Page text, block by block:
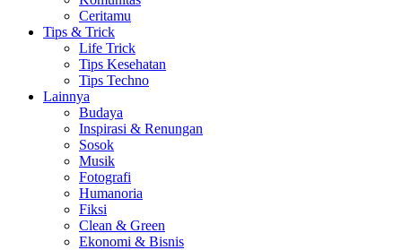
Ceritamu
Tips & Trick
Life Trick
Tips Kesehatan
Tips Techno
Lainnya
Budaya
Inspirasi & Renungan
Sosok
Musik
Fotografi
Humanoria
Fiksi
Clean & Green
Ekonomi & Bisnis